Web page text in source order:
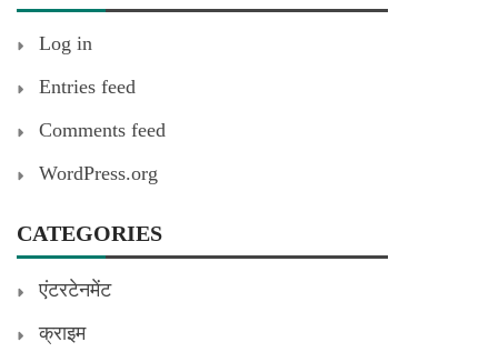
Log in
Entries feed
Comments feed
WordPress.org
CATEGORIES
एंटरटेनमेंट
क्राइम